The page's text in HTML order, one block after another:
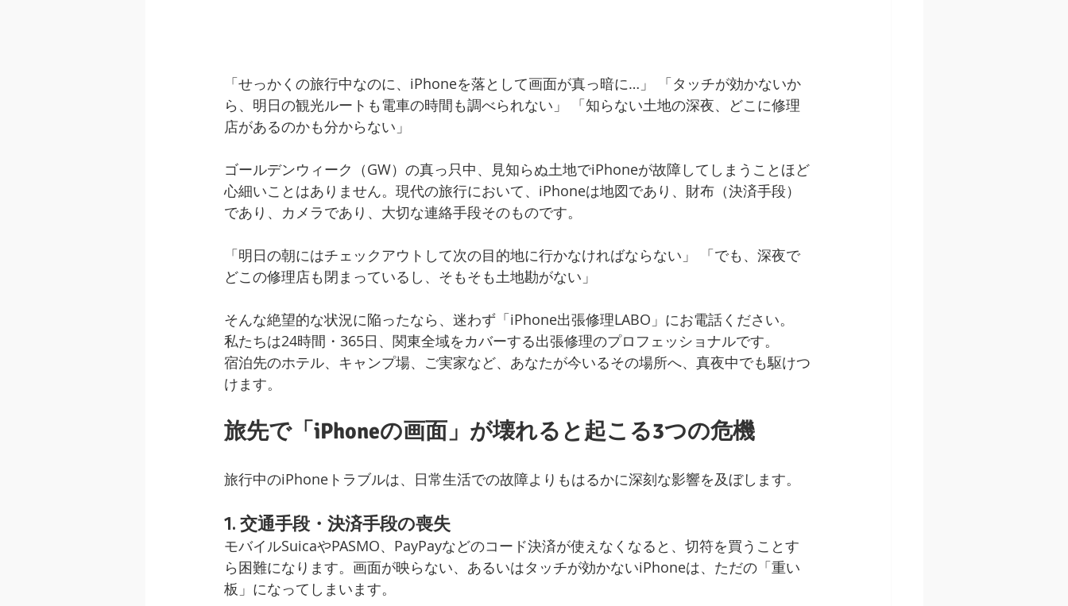
「せっかくの旅行中なのに、iPhoneを落として画面が真っ暗に…」 「タッチが効かないか
ら、明日の観光ルートも電車の時間も調べられない」 「知らない土地の深夜、どこに修理
店があるのかも分からない」
ゴールデンウィーク（GW）の真っ只中、見知らぬ土地でiPhoneが故障してしまうことほど
心細いことはありません。現代の旅行において、iPhoneは地図であり、財布（決済手段）
であり、カメラであり、大切な連絡手段そのものです。
「明日の朝にはチェックアウトして次の目的地に行かなければならない」 「でも、深夜で
どこの修理店も閉まっているし、そもそも土地勘がない」
そんな絶望的な状況に陥ったなら、迷わず「iPhone出張修理LABO」にお電話ください。
私たちは24時間・365日、関東全域をカバーする出張修理のプロフェッショナルです。
宿泊先のホテル、キャンプ場、ご実家など、あなたが今いるその場所へ、真夜中でも駆けつ
けます。
旅先で「iPhoneの画面」が壊れると起こる3つの危機
旅行中のiPhoneトラブルは、日常生活での故障よりもはるかに深刻な影響を及ぼします。
1. 交通手段・決済手段の喪失
モバイルSuicaやPASMO、PayPayなどのコード決済が使えなくなると、切符を買うことす
ら困難になります。画面が映らない、あるいはタッチが効かないiPhoneは、ただの「重い
板」になってしまいます。